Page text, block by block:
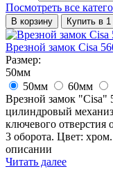
Посмотреть все
В корзину Купить в 1
Врезной замок Cisa
Размер:
50мм
50мм
60мм
Врезной замок "Cisa"
цилиндровый
ключевого отверстия
3 оборота. Цвет:
описании
Читать далее